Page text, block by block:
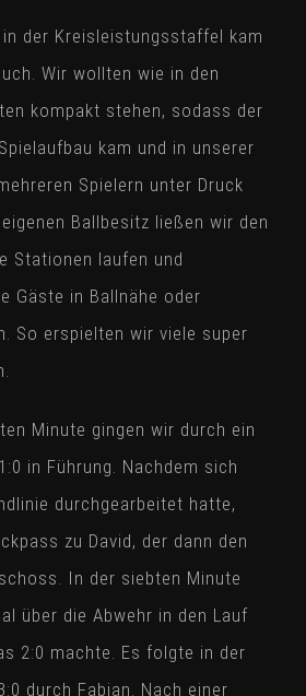
der Kreisleistungsstaffel kam
Wir wollten wie in den
kompakt stehen, sodass der
kam und in unserer
Spielern unter Druck
Ballbesitz ließen wir den
Stationen laufen und
Gäste in Ballnähe oder
So erspielten wir viele super
Minute gingen wir durch ein
in Führung. Nachdem sich
durchgearbeitet hatte,
zu David, der dann den
In der siebten Minute
über die Abwehr in den Lauf
2:0 machte. Es folgte in der
durch Fabian. Nach einer